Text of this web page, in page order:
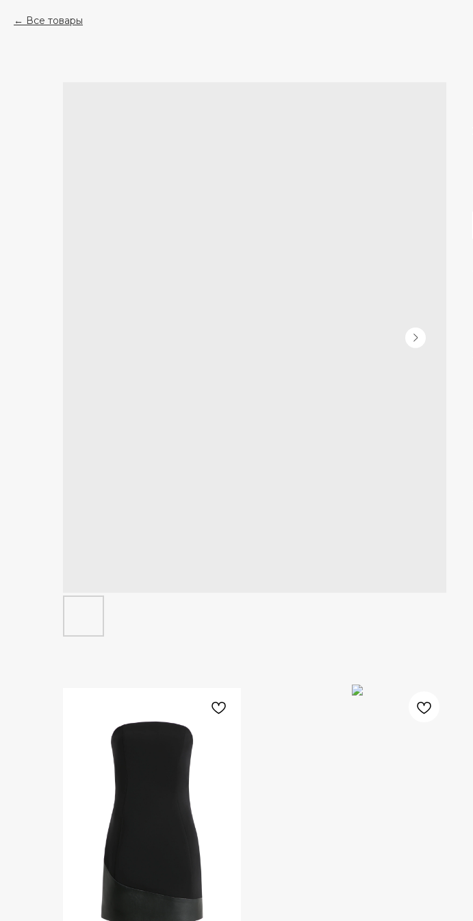
Все товары